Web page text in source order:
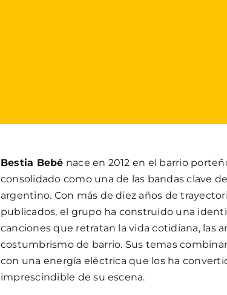
Bestia Bebé nace en 2012 en el barrio
consolidado como una de las bandas clave
argentino. Con más de diez años de
publicados, el grupo ha construido una
canciones que retratan la vida cotidiana, las
costumbrismo de barrio. Sus temas
con una energía eléctrica que los ha
imprescindible de su escena.